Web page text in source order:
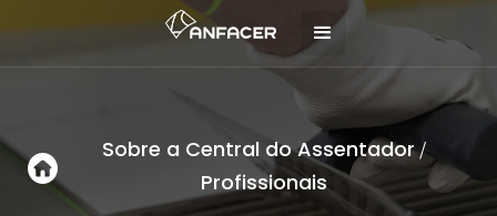
Sobre a Central do Assentador/
Profissionais